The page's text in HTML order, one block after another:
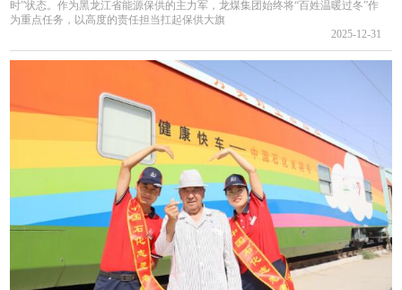
时”状态。作为黑龙江省能源保供的主力军，龙煤集团始终将“百姓温暖过冬”作
为重点任务，以高度的责任担当扛起保供大旗
2025-12-31